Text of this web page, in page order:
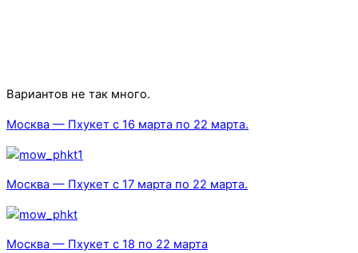
Вариантов не так много.
Москва — Пхукет с 16 марта по 22 марта.
Москва — Пхукет с 17 марта по 22 марта.
Москва — Пхукет с 18 по 22 марта